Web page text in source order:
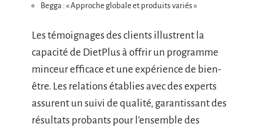
Begga : « Approche globale et produits variés »
Les témoignages des clients illustrent la
capacité de DietPlus à offrir un programme
minceur efficace et une expérience de bien-
être. Les relations établies avec des experts
assurent un suivi de qualité, garantissant des
résultats probants pour l’ensemble des